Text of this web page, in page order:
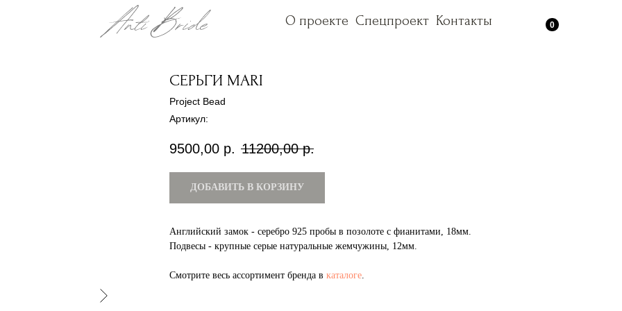
0
О проекте Спецпроект Контакты
О проекте Спецпроект Контакты
СЕРЬГИ MARI
Project Bead
Артикул:
9500,00 р. 11200,00 р.
ДОБАВИТЬ В КОРЗИНУ
Английский замок - серебро 925 пробы в позолоте с фианитами, 18мм.
Подвесы - крупные серые натуральные жемчужины, 12мм.
Смотрите весь ассортимент бренда в каталоге.